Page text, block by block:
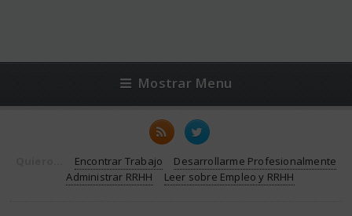
Mostrar Menu
Encontrar Trabajo
Desarrollarme Profesionalmente
Administrar RRHH
Leer sobre Empleo y RRHH